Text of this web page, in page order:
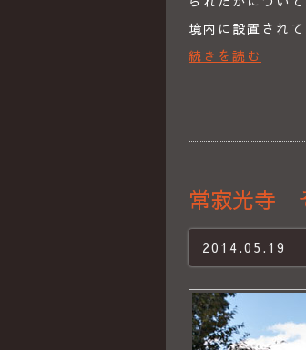
境内に設置され
続きを読む
常寂光寺
2014.05.19